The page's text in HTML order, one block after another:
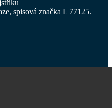
spisová značka L 77125.